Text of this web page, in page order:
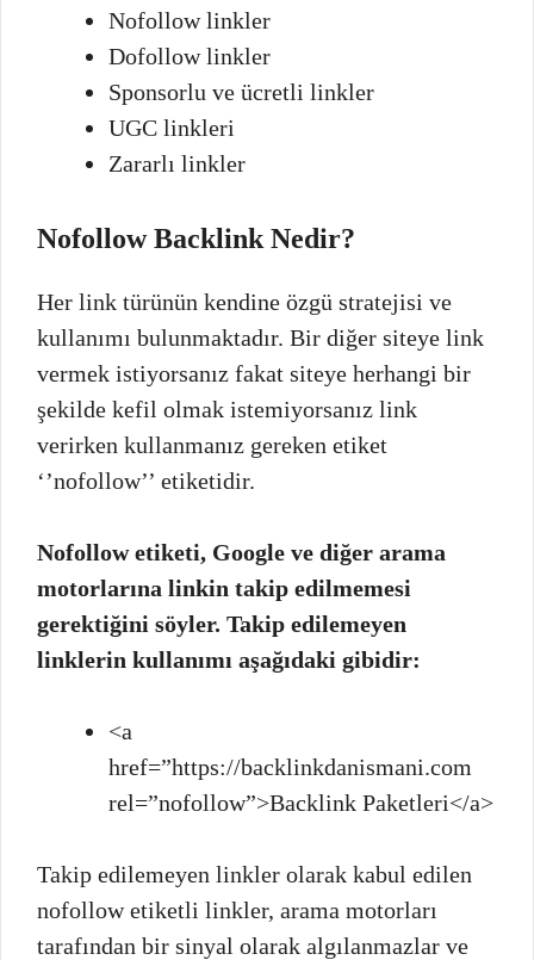
Nofollow linkler
Dofollow linkler
Sponsorlu ve ücretli linkler
UGC linkleri
Zararlı linkler
Nofollow Backlink Nedir?
Her link türünün kendine özgü stratejisi ve
kullanımı bulunmaktadır. Bir diğer siteye link
vermek istiyorsanız fakat siteye herhangi bir
şekilde kefil olmak istemiyorsanız link
verirken kullanmanız gereken etiket
‘’nofollow’’ etiketidir.
Nofollow etiketi, Google ve diğer arama
motorlarına linkin takip edilmemesi
gerektiğini söyler. Takip edilemeyen
linklerin kullanımı aşağıdaki gibidir:
<a
href=”https://backlinkdanismani.com
rel=”nofollow”>Backlink Paketleri</a>
Takip edilemeyen linkler olarak kabul edilen
nofollow etiketli linkler, arama motorları
tarafından bir sinyal olarak algılanmazlar ve